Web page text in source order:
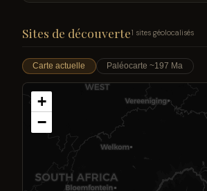
Sites de découverte1 sites géolocalisés
Carte actuelle Paléocarte ~197 Ma
+
−